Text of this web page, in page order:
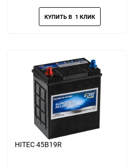
избранное
HITEC 45B19R